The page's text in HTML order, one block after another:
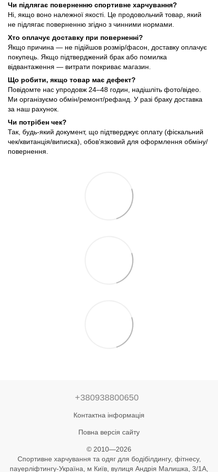
Чи підлягає поверненню спортивне харчування?
Ні, якщо воно належної якості. Це продовольчий товар, який
не підлягає поверненню згідно з чинними нормами.
Хто оплачує доставку при поверненні?
Якщо причина — не підійшов розмір/фасон, доставку оплачує
покупець. Якщо підтверджений брак або помилка
відвантаження — витрати покриває магазин.
Що робити, якщо товар має дефект?
Повідомте нас упродовж 24–48 годин, надішліть фото/відео.
Ми організуємо обмін/ремонт/рефанд. У разі браку доставка
за наш рахунок.
Чи потрібен чек?
Так, будь-який документ, що підтверджує оплату (фіскальний
чек/квитанція/виписка), обов’язковий для оформлення обміну/
повернення.
+380938800650
Контактна інформація
Повна версія сайту
© 2010—2026
Спортивне харчування та одяг для бодібілдингу, фітнесу,
пауерліфтингу-Україна, м Київ, вулиця Андрія Малишка, 3/1А,